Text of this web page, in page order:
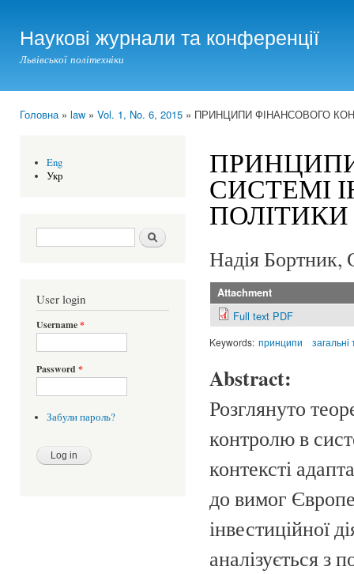
Наукові журнали та конференції
Львівської політехніки
Головна» law » Vol. 1, No. 6, 2015 » ПРИНЦИПИ ФІНАНСОВОГО
Eng
Укр
Search form Шукати
User login
Username*
Password *
Забули пароль?
СИСТЕМІ
ПОЛІТИКИ
Надія Бортник,
Attachment
Full text PDF
Keywords: принципи
Abstract:
Розглянуто
контролю в
контексті
до вимог
інвести­ційної
аналізується з